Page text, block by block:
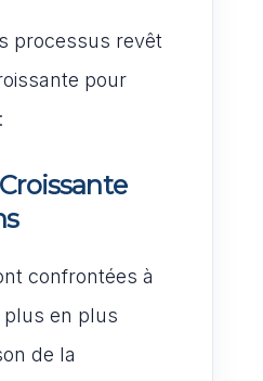
processus revêt
pour
confrontées à
plus en plus
de la